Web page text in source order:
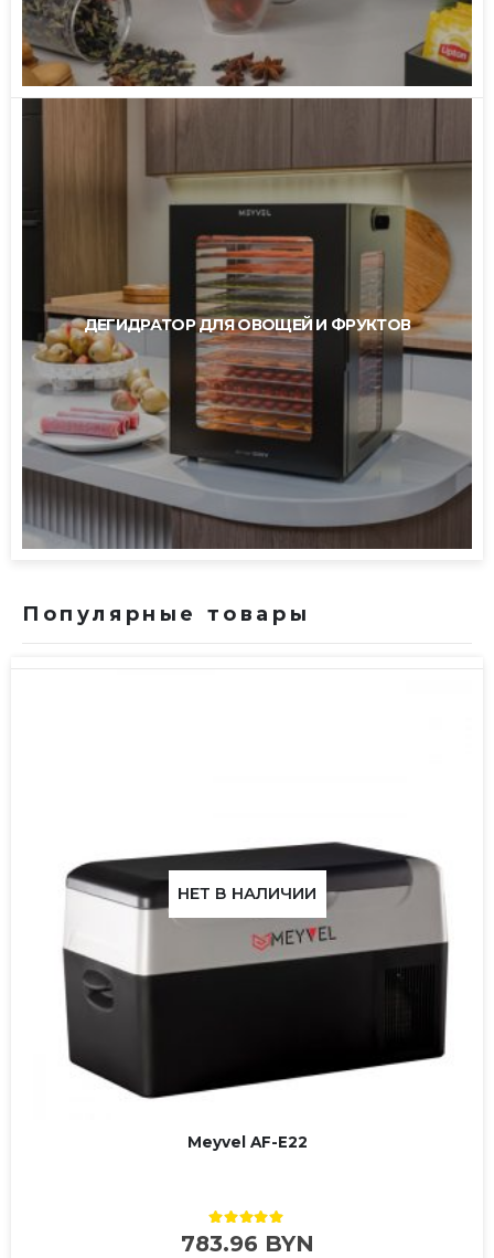
ДЕГИДРАТОР ДЛЯ ОВОЩЕЙ И ФРУКТОВ
Популярные товары
НЕТ В НАЛИЧИИ
Meyvel AF-E22
5.00out of 5
783.96 BYN